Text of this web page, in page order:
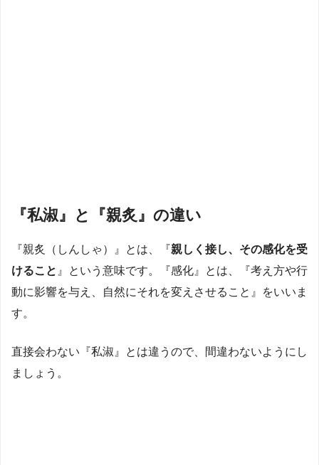
『私淑』と『親炙』の違い
『親炙（しんしゃ）』とは、『親しく接し、その感化を受
けること 』という意味です。『感化』とは、『考え方や行
動に影響を与え、自然にそれを変えさせること』をいいま
す。
直接会わない『私淑』とは違うので、間違わないようにし
ましょう。